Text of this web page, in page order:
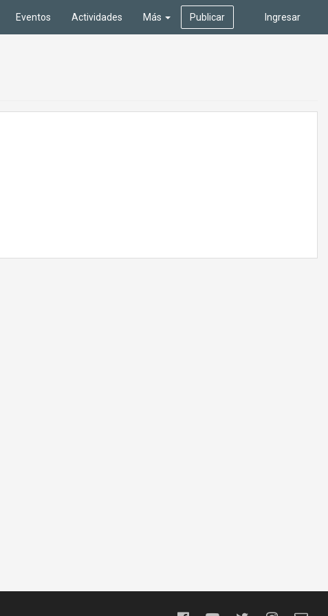
Ingresar
Eventos Actividades Más Publicar